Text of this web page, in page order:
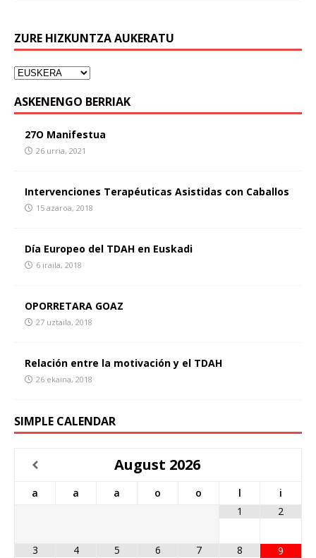
ZURE HIZKUNTZA AUKERATU
ASKENENGO BERRIAK
27O Manifestua
26 urria, 2021
Intervenciones Terapéuticas Asistidas con Caballos
15 azaroa, 2018
Día Europeo del TDAH en Euskadi
6 iraila, 2018
OPORRETARA GOAZ
27 uztaila, 2018
Relación entre la motivación y el TDAH
26 ekaina, 2018
SIMPLE CALENDAR
August 2026
a a a o o l
i
1
2
3 4 5 6 7 8 9